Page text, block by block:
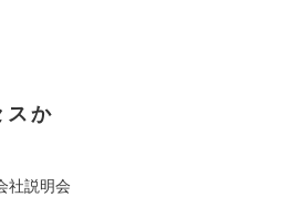
スか
社説明会